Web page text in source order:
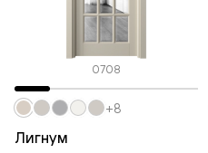
0708
Лигнум
+8